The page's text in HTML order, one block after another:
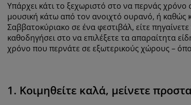
Υπάρχει κάτι το ξεχωριστό στο να περνάς
μουσική κάτω από τον ανοιχτό ουρανό, ή καθώς
Σαββατοκύριακο σε ένα φεστιβάλ, είτε
καθοδηγήσει στο να επιλέξετε τα απαραίτητα
χρόνο που περνάτε σε εξωτερικούς χώρους –
1. Κοιμηθείτε καλά, μείνετε